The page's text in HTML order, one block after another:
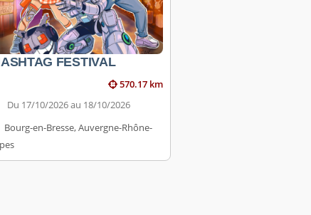
FESTIVAL
570.17 km
Du 17/10/2026 au 18/10/2026
Bourg-en-Bresse, Auvergne-Rhône-